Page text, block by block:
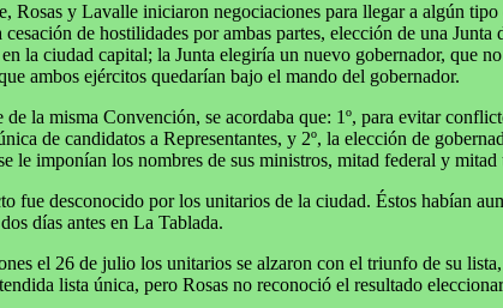
Rosas y Lavalle iniciaron negociaciones para llegar a algún tipo
de hostilidades por ambas partes, elección de una Junta
la ciudad capital; la Junta elegiría un nuevo gobernador, que
ambos ejércitos quedarían bajo el mando del gobernador.
de la misma Convención, se acordaba que: 1º, para evitar
de candidatos a Representantes, y 2º, la elección de
le imponían los nombres de sus ministros, mitad federal y mitad
fue desconocido por los unitarios de la ciudad. Éstos habían
días antes en La Tablada.
el 26 de julio los unitarios se alzaron con el triunfo de su
lista única, pero Rosas no reconoció el resultado